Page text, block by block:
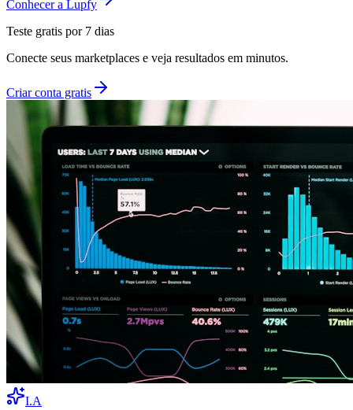
Conhecer a Lupfy
Teste gratis por 7 dias
Conecte seus marketplaces e veja resultados em minutos.
Criar conta gratis
I.A